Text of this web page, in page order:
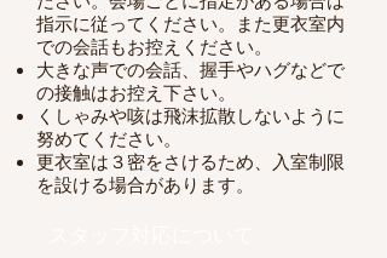
指示に従ってください。また更衣室内
での会話もお控えください。
大きな声での会話、握手やハグなどで
の接触はお控え下さい。
くしゃみや咳は飛沫拡散しないように
努めてください。
更衣室は３密をさけるため、入室制限
を設ける場合があります。